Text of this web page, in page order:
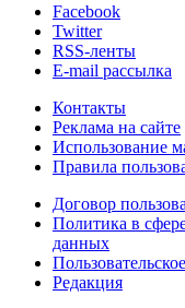
Facebook
Twitter
RSS-ленты
E-mail рассылка
Контакты
Реклама на сайте
Использование
Правила
Договор
Политика в
данных
Редакция